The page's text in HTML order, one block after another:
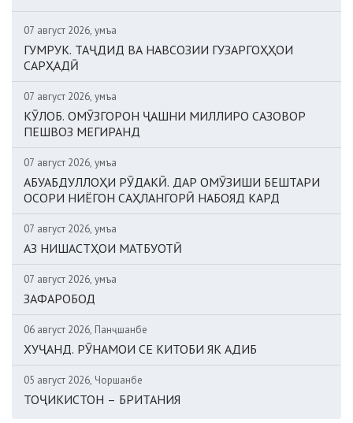
07 август 2026, Ҷумъа
ГУМРУК. ТАҶДИД ВА НАВСОЗИИ ГУЗАРГОҲҲОИ
САРҲАДӢ
07 август 2026, Ҷумъа
КӮЛОБ. ОМӮЗГОРОН ҶАШНИ МИЛЛИРО САЗОВОР
ПЕШВОЗ МЕГИРАНД
07 август 2026, Ҷумъа
АБУАБДУЛЛОҲИ РӮДАКӢ. ДАР ОМӮЗИШИ БЕШТАРИ
ОСОРИ НИЁГОН САҲЛАНГОРӢ НАБОЯД КАРД
07 август 2026, Ҷумъа
АЗ НИШАСТҲОИ МАТБУОТӢ
07 август 2026, Ҷумъа
ЗАФАРОБОД
06 август 2026, Панҷшанбе
ХУҶАНД. РӮНАМОИ СЕ КИТОБИ ЯК АДИБ
05 август 2026, Чоршанбе
ТОҶИКИСТОН – БРИТАНИЯ